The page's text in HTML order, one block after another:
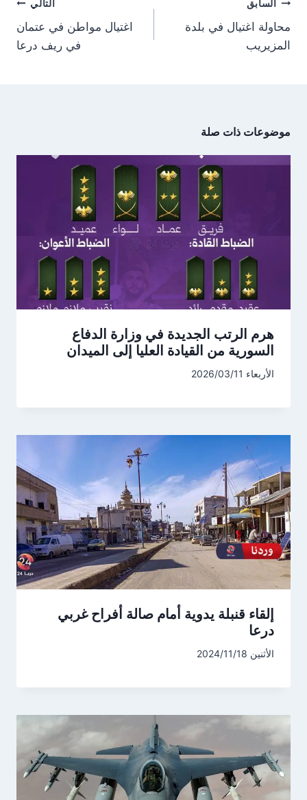
المقالات
السابق
محاولة اغتيال في بلدة
المزيريب
التالي
اغتيال مواطن في عتمان
في ريف درعا
موضوعات ذات صلة
هرم الرتب الجديدة في وزارة الدفاع
السورية من القيادة العليا إلى الميدان
الأربعاء 2026/03/11
إلقاء قنبلة يدوية أمام صالة أفراح غربي
درعا
الأثنين 2024/11/18